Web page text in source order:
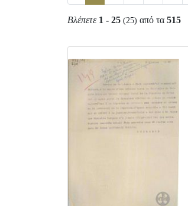
Βλέπετε 1 - 25 (25) από τα 515